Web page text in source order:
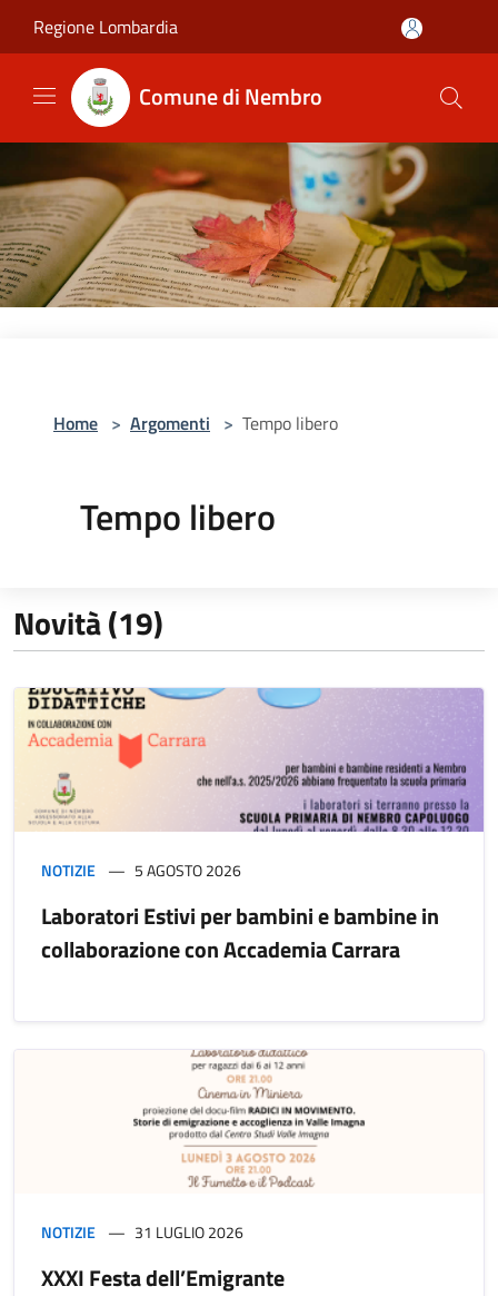
Regione Lombardia
Comune di Nembro
Home > Argomenti > Tempo libero
Tempo libero
Novità (19)
NOTIZIE 5 AGOSTO 2026
Laboratori Estivi per bambini e bambine in
collaborazione con Accademia Carrara
NOTIZIE 31 LUGLIO 2026
XXXI Festa dell’Emigrante